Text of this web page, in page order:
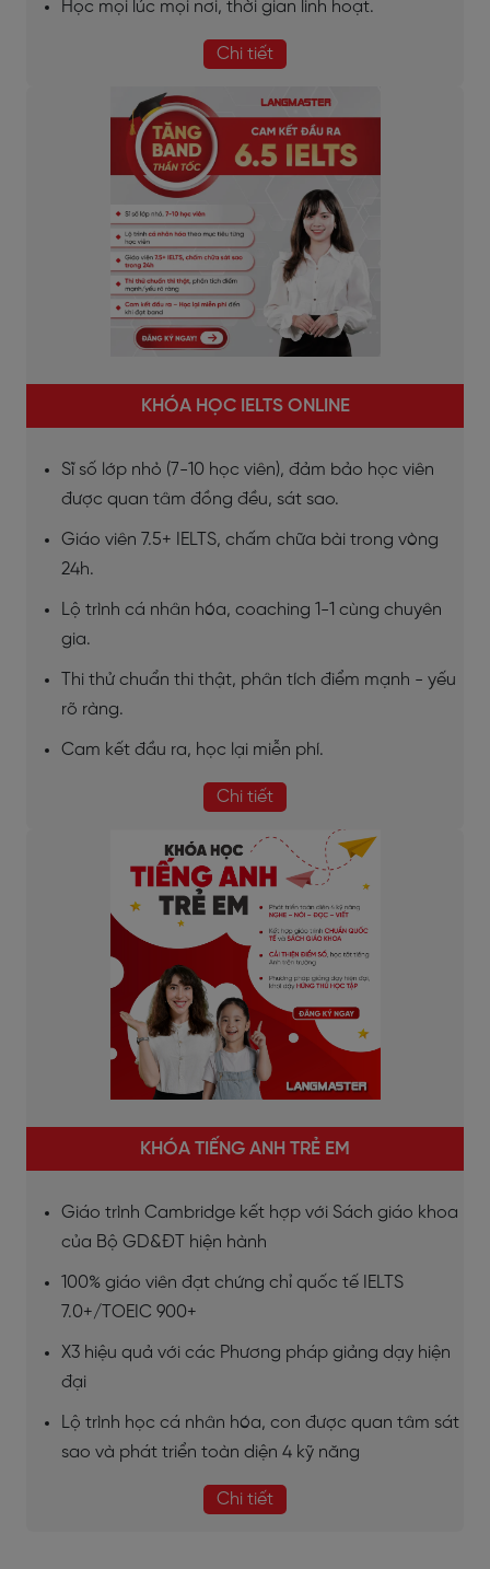
Học mọi lúc mọi nơi, thời gian linh hoạt.
Chi tiết
KHÓA HỌC IELTS ONLINE
Sĩ số lớp nhỏ (7-10 học viên), đảm bảo học viên
được quan tâm đồng đều, sát sao.
Giáo viên 7.5+ IELTS, chấm chữa bài trong vòng
24h.
Lộ trình cá nhân hóa, coaching 1-1 cùng chuyên
gia.
Thi thử chuẩn thi thật, phân tích điểm mạnh - yếu
rõ ràng.
Cam kết đầu ra, học lại miễn phí.
Chi tiết
KHÓA TIẾNG ANH TRẺ EM
Giáo trình Cambridge kết hợp với Sách giáo khoa
của Bộ GD&ĐT hiện hành
100% giáo viên đạt chứng chỉ quốc tế IELTS
7.0+/TOEIC 900+
X3 hiệu quả với các Phương pháp giảng dạy hiện
đại
Lộ trình học cá nhân hóa, con được quan tâm sát
sao và phát triển toàn diện 4 kỹ năng
Chi tiết